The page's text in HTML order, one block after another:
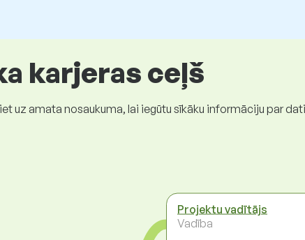
karjeras ceļš
uz amata nosaukuma, lai iegūtu sīkāku informāciju par
Projektu vadītājs
Vadība